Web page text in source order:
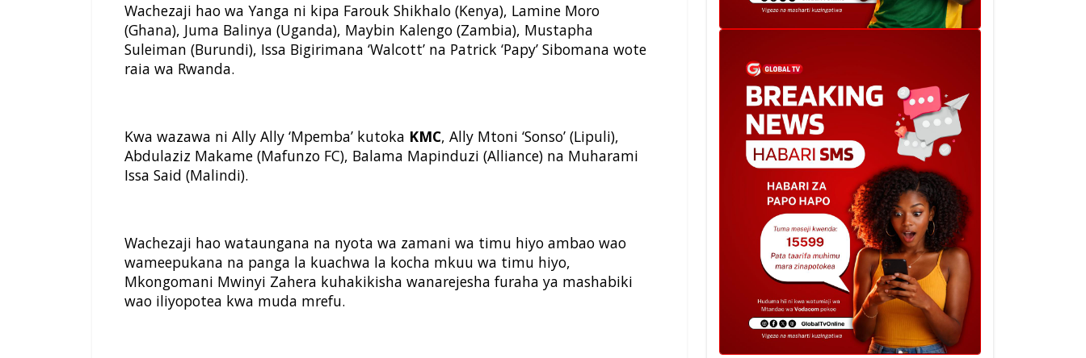
Wachezaji hao wa Yanga ni kipa Farouk Shikhalo (Kenya), Lamine Moro
(Ghana), Juma Balinya (Uganda), Maybin Kalengo (Zambia), Mustapha
Suleiman (Burundi), Issa Bigirimana ‘Walcott’ na Patrick ‘Papy’ Sibomana wote
raia wa Rwanda.
Kwa wazawa ni Ally Ally ‘Mpemba’ kutoka KMC, Ally Mtoni ‘Sonso’ (Lipuli),
Abdulaziz Makame (Mafunzo FC), Balama Mapinduzi (Alliance) na Muharami
Issa Said (Malindi).
Wachezaji hao wataungana na nyota wa zamani wa timu hiyo ambao wao
wameepukana na panga la kuachwa la kocha mkuu wa timu hiyo,
Mkongomani Mwinyi Zahera kuhakikisha wanarejesha furaha ya mashabiki
wao iliyopotea kwa muda mrefu.